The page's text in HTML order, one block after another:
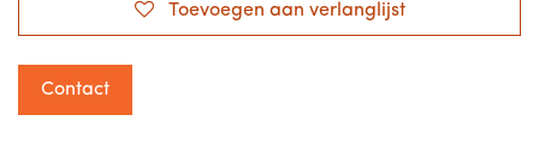
Toevoegen aan verlanglijst
Contact